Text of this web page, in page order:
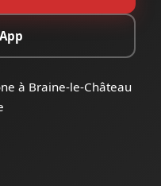
à Braine-le-Château